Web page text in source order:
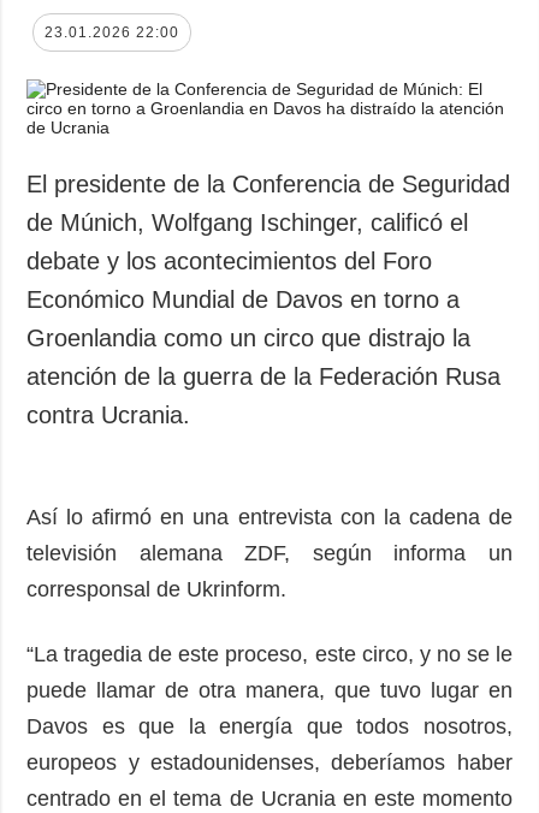
23.01.2026 22:00
El presidente de la Conferencia de Seguridad
de Múnich, Wolfgang Ischinger, calificó el
debate y los acontecimientos del Foro
Económico Mundial de Davos en torno a
Groenlandia como un circo que distrajo la
atención de la guerra de la Federación Rusa
contra Ucrania.
Así lo afirmó en una entrevista con la cadena de
televisión alemana ZDF, según informa un
corresponsal de Ukrinform.
“La tragedia de este proceso, este circo, y no se le
puede llamar de otra manera, que tuvo lugar en
Davos es que la energía que todos nosotros,
europeos y estadounidenses, deberíamos haber
centrado en el tema de Ucrania en este momento